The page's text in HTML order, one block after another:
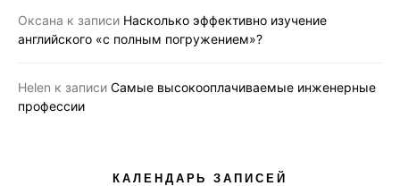
Оксана к записи Насколько эффективно изучение
английского «с полным погружением»?
Helen к записи Самые высокооплачиваемые инженерные
профессии
КАЛЕНДАРЬ ЗАПИСЕЙ